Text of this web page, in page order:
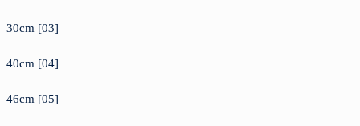
30cm [03]
40cm [04]
46cm [05]